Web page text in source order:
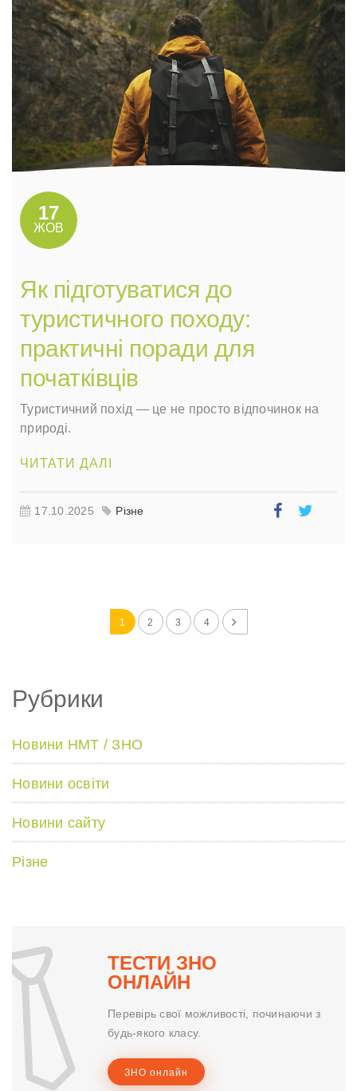
17
ЖОВ
Як підготуватися до
туристичного походу:
практичні поради для
початківців
Туристичний похід — це не просто відпочинок на
природі.
ЧИТАТИ ДАЛІ
17.10.2025 Різне
1 2 3 4
Рубрики
Новини НМТ / ЗНО
Новини освіти
Новини сайту
Різне
ТЕСТИ ЗНО
ОНЛАЙН
Перевірь свої можливості, починаючи з
будь-якого класу.
ЗНО онлайн